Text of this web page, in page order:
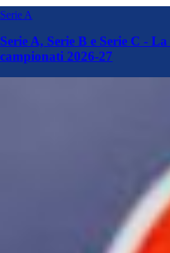
Serie A
Serie A, Serie B e Serie C -
campionati 2026-27